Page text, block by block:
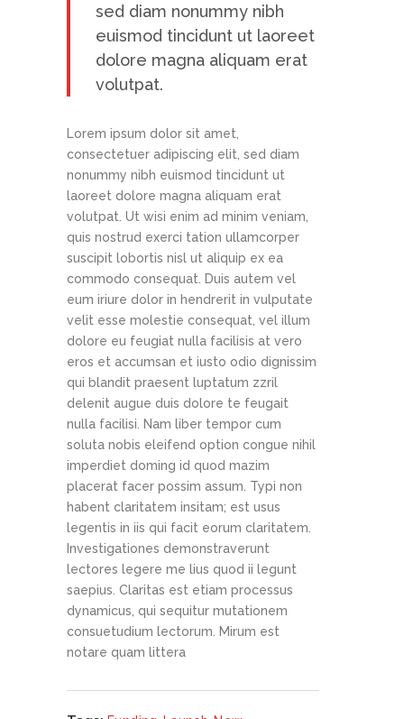
sed diam nonummy nibh
euismod tincidunt ut laoreet
dolore magna aliquam erat
volutpat.
Lorem ipsum dolor sit amet,
consectetuer adipiscing elit, sed diam
nonummy nibh euismod tincidunt ut
laoreet dolore magna aliquam erat
volutpat. Ut wisi enim ad minim veniam,
quis nostrud exerci tation ullamcorper
suscipit lobortis nisl ut aliquip ex ea
commodo consequat. Duis autem vel
eum iriure dolor in hendrerit in vulputate
velit esse molestie consequat, vel illum
dolore eu feugiat nulla facilisis at vero
eros et accumsan et iusto odio dignissim
qui blandit praesent luptatum zzril
delenit augue duis dolore te feugait
nulla facilisi. Nam liber tempor cum
soluta nobis eleifend option congue nihil
imperdiet doming id quod mazim
placerat facer possim assum. Typi non
habent claritatem insitam; est usus
legentis in iis qui facit eorum claritatem.
Investigationes demonstraverunt
lectores legere me lius quod ii legunt
saepius. Claritas est etiam processus
dynamicus, qui sequitur mutationem
consuetudium lectorum. Mirum est
notare quam littera